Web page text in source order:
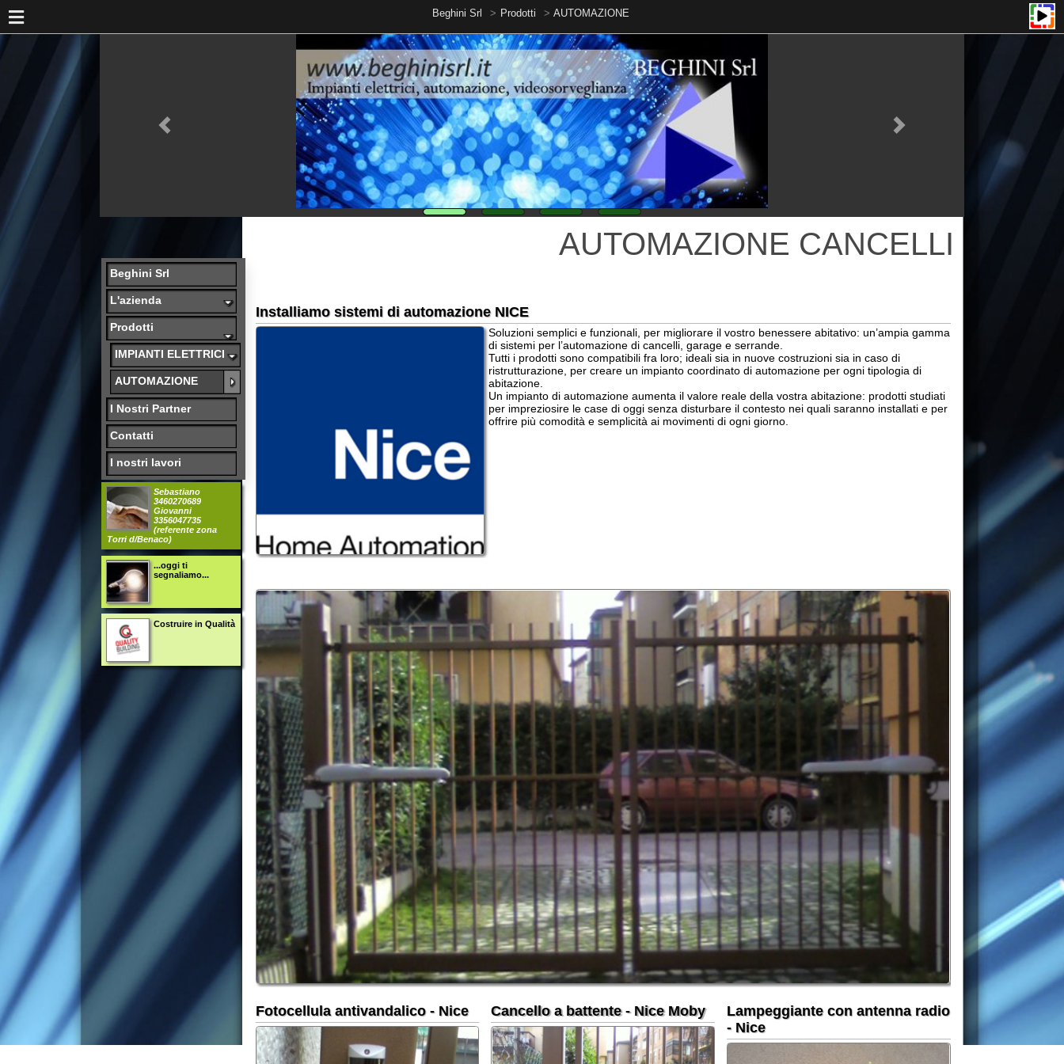
Beghini Srl Prodotti AUTOMAZIONE
L'azienda
Prodotti
IMPIANTI ELETTRICI
AUTOMAZIONE
I Nostri Partner
Contatti
I nostri lavori
Sebastiano
3460270689
Giovanni
3356047735
(referente zona
Torri d/Benaco)
...oggi ti
segnaliamo...
Costruire in Qualità
AUTOMAZIONE CANCELLI
Installiamo sistemi di automazione NICE
di sistemi per l’automazione di cancelli, garage e serrande.
Tutti i prodotti sono compatibili fra loro; ideali sia in nuove costruzioni sia in caso di
ristrutturazione, per creare un impianto coordinato di automazione per ogni tipologia di
abitazione.
Un impianto di automazione aumenta il valore reale della vostra abitazione: prodotti studiati
per impreziosire le case di oggi senza disturbare il contesto nei quali saranno installati e per
offrire più comodità e semplicità ai movimenti di ogni giorno.
Fotocellula antivandalico - Nice Cancello a battente - Nice Moby
Lampeggiante con antenna radio
- Nice